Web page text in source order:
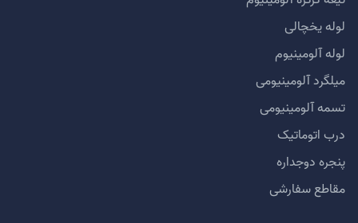
لوله یخچالی
لوله آلومینیوم
میلگرد آلومینیومی
تسمه آلومینیومی
درب اتوماتیک
پنجره دوجداره
مقاطع سفارشی